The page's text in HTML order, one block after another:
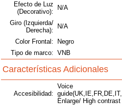
Efecto de Luz
(Decorativo):
N/A
Giro (Izquierda/
Derecha):
N/A
Color Frontal:
Negro
Tipo de marco: VNB
Características Adicionales
Accesibilidad:
Voice
Enlarge/ High contrast